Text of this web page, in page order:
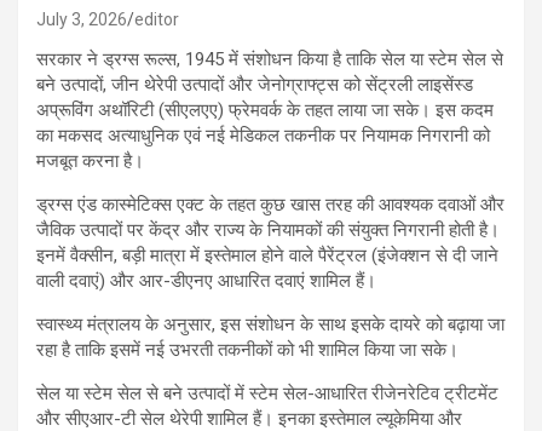
July 3, 2026 editor
सरकार ने ड्रग्स रूल्स, 1945 में संशोधन किया है ताकि सेल या स्टेम सेल से
बने उत्पादों, जीन थेरेपी उत्पादों और जेनोग्राफ्ट्स को सेंट्रली लाइसेंस्ड
अप्रूविंग अथॉरिटी (सीएलएए) फ्रेमवर्क के तहत लाया जा सके। इस कदम
का मकसद अत्याधुनिक एवं नई मेडिकल तकनीक पर नियामक निगरानी को
मजबूत करना है।
ड्रग्स एंड कास्मेटिक्स एक्ट के तहत कुछ खास तरह की आवश्यक दवाओं और
जैविक उत्पादों पर केंद्र और राज्य के नियामकों की संयुक्त निगरानी होती है।
इनमें वैक्सीन, बड़ी मात्रा में इस्तेमाल होने वाले पैरेंट्रल (इंजेक्शन से दी जाने
वाली दवाएं) और आर-डीएनए आधारित दवाएं शामिल हैं।
स्वास्थ्य मंत्रालय के अनुसार, इस संशोधन के साथ इसके दायरे को बढ़ाया जा
रहा है ताकि इसमें नई उभरती तकनीकों को भी शामिल किया जा सके।
सेल या स्टेम सेल से बने उत्पादों में स्टेम सेल-आधारित रीजेनरेटिव ट्रीटमेंट
और सीएआर-टी सेल थेरेपी शामिल हैं। इनका इस्तेमाल ल्यूकेमिया और